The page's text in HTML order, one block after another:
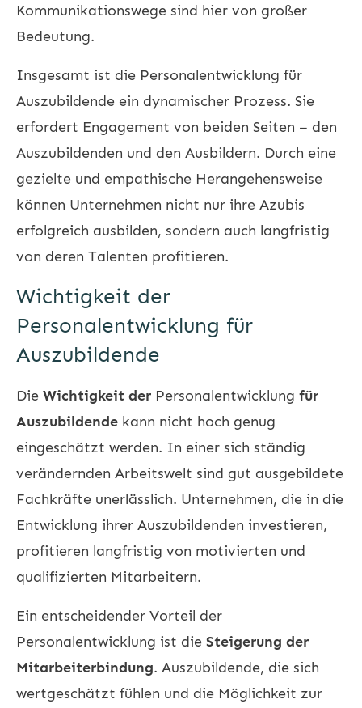
Kommunikationswege sind hier von großer
Bedeutung.
Insgesamt ist die Personalentwicklung für
Auszubildende ein dynamischer Prozess. Sie
erfordert Engagement von beiden Seiten – den
Auszubildenden und den Ausbildern. Durch eine
gezielte und empathische Herangehensweise
können Unternehmen nicht nur ihre Azubis
erfolgreich ausbilden, sondern auch langfristig
von deren Talenten profitieren.
Wichtigkeit der
Personalentwicklung für
Auszubildende
Die Wichtigkeit der Personalentwicklung für
Auszubildende kann nicht hoch genug
eingeschätzt werden. In einer sich ständig
verändernden Arbeitswelt sind gut ausgebildete
Fachkräfte unerlässlich. Unternehmen, die in die
Entwicklung ihrer Auszubildenden investieren,
profitieren langfristig von motivierten und
qualifizierten Mitarbeitern.
Ein entscheidender Vorteil der
Personalentwicklung ist die Steigerung der
Mitarbeiterbindung. Auszubildende, die sich
wertgeschätzt fühlen und die Möglichkeit zur